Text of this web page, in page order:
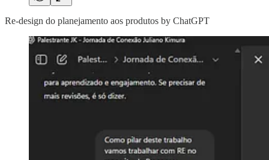
Re-design do planejamento aos produtos by ChatGPT